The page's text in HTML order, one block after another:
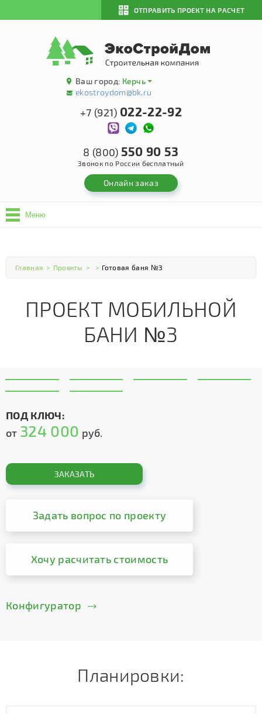
ОТПРАВИТЬ ПРОЕКТ НА РАСЧЕТ
Ваш город: Керчь
ekostroydom@bk.ru
+7 (921) 022-22-92
8 (800) 550 90 53
Звонок по России бесплатный
Онлайн заказ
Меню
Главная > Проекты > > Готовая баня №3
ПРОЕКТ МОБИЛЬНОЙ
БАНИ №3
ПОД КЛЮЧ:
от 324 000 руб.
ЗАКАЗАТЬ
Задать вопрос по проекту
Хочу расчитать стоимость
Конфигуратор
Планировки: